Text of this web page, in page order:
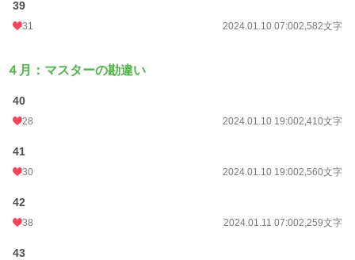
39
31 2024.01.10 07:002,582文字
４月：マスターの勘違い
40
28 2024.01.10 19:002,410文字
41
30 2024.01.10 19:002,560文字
42
38 2024.01.11 07:002,259文字
43